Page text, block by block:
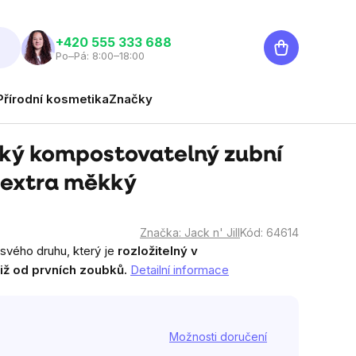
‭+420 555 333 688
Po–Pá: 8:00–18:00
Nákupní
košík
kosmetikaZnačky
kompostovatelný zubní
měkký
Značka: Jack n' JillKód: 64614
druhu, který je rozložitelný v
od prvních zoubků. Detailní informace
Možnosti doručení